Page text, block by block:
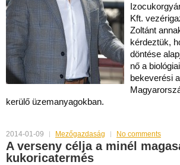
Kft.
Zoltánt
kérdeztük,
döntése
nő a
bekeverési
kerülő üzemanyagokban.
2014-01-09 Mezőgazdaság No comments
A verseny célja a minél
kukoricatermés